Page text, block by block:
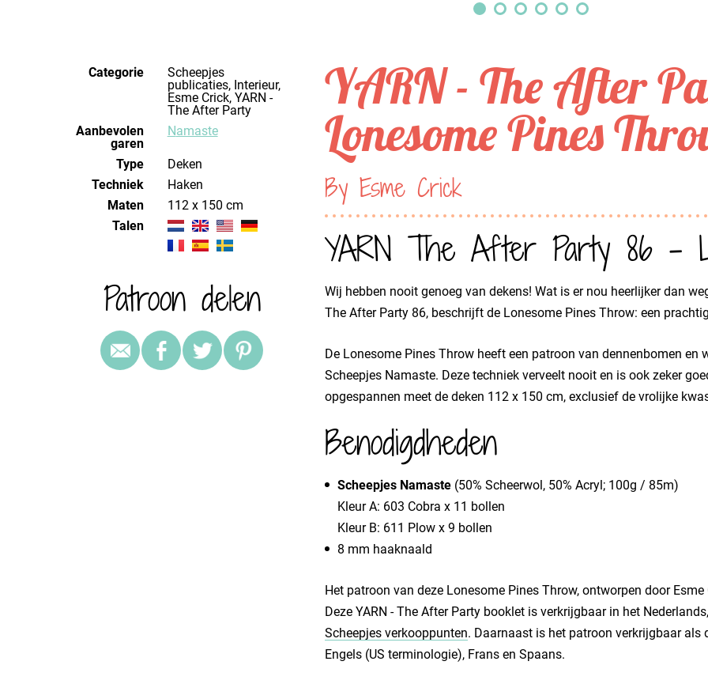
Categorie
Scheepjes
publicaties, Interieur,
Esme Crick, YARN -
The After Party
Aanbevolen
garen
Namaste
Type
Deken
Techniek
haken
Maten
112 x 150 cm
Talen
Patroon delen
YARN - The After
Lonesome Pines
By Esme Crick
YARN The After Party 86 -
Wij hebben nooit genoeg van dekens! Wat is er nou heerlijker dan
The After Party 86, beschrijft de Lonesome Pines Throw: een
De Lonesome Pines Throw heeft een patroon van dennenbomen
Scheepjes Namaste. Deze techniek verveelt nooit en is ook zeker
opgespannen meet de deken 112 x 150 cm, exclusief de vrolijke
Benodigdheden
Scheepjes Namaste(50% Scheerwol, 50% Acryl; 100g / 85m)
Kleur A: 603 Cobra x 11 bollen
Kleur B: 611 Plow x 9 bollen
8 mm haaknaald
Het patroon van deze Lonesome Pines Throw, ontworpen door
Deze YARN - The After Party booklet is verkrijgbaar in het
Scheepjes verkooppunten. Daarnaast is het patroon verkrijgbaar als
Engels (US terminologie), Frans en Spaans.